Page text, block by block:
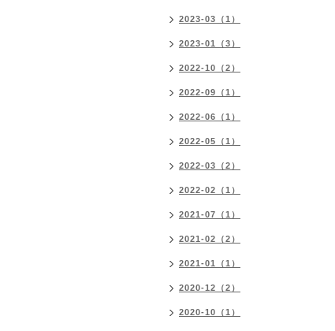
2023-03（1）
2023-01（3）
2022-10（2）
2022-09（1）
2022-06（1）
2022-05（1）
2022-03（2）
2022-02（1）
2021-07（1）
2021-02（2）
2021-01（1）
2020-12（2）
2020-10（1）